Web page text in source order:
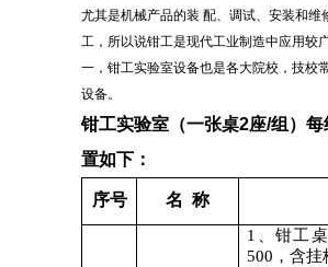
尤其是机械产品的装 配、调试、安装和维
工，所以说钳工是现代工业制造中应用较
一，钳工实验室设备也是各大院校，技校
设备。
钳工实验室（一张桌2座/组）每
置如下：
序号 名 称
1 、钳工
500 ，含